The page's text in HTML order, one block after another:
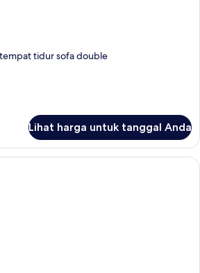
tidur sofa double
Lihat harga untuk tanggal Anda